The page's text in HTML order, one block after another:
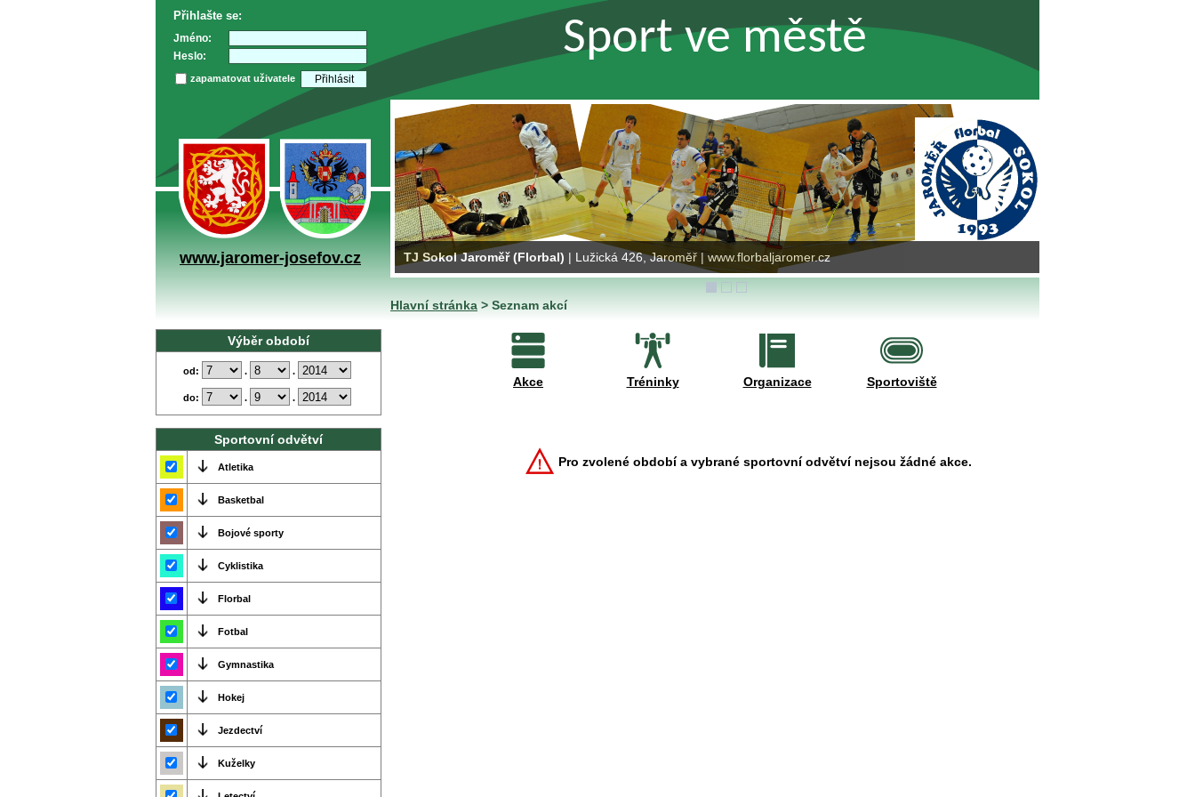
Sport ve městě
Přihlašte se:
Jméno:
Heslo:
zapamatovat uživatele
www.jaromer-josefov.cz TJ Sokol Jaroměř (Florbal) | Lužická 426, Jaroměř | www.florbaljaromer.cz
Hlavní stránka > Seznam akcí
Výběr období
od: . .
do: . .
Sportovní odvětví
Atletika
Basketbal
Bojové sporty
Cyklistika
Florbal
Fotbal
Gymnastika
Hokej
Jezdectví
Kuželky
Akce Tréninky Organizace Sportoviště
Pro zvolené období a vybrané sportovní odvětví nejsou žádné akce.